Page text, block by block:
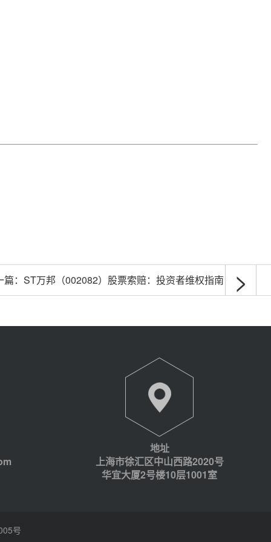
>
： ST万邦（002082）股票索赔：投资者维权指南
地址
上海市徐汇区中山西路2020号
华宜大厦2号楼10层1001室
号